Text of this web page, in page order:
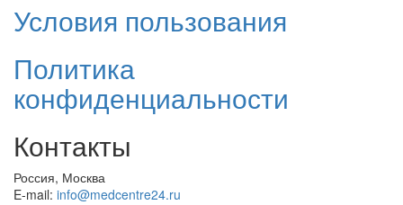
Условия пользования
Политика
конфиденциальности
Контакты
Россия, Москва
E-mail: info@medcentre24.ru